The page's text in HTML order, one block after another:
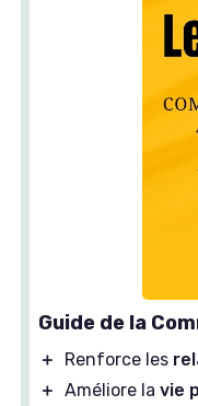
Guide de la
＋ Renforce les
＋ Améliore la vie